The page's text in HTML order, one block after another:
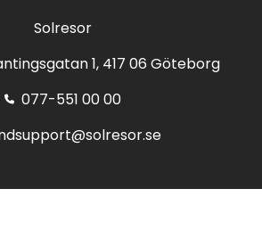
Solresor
1, 417 06 Göteborg
077-551 00 00